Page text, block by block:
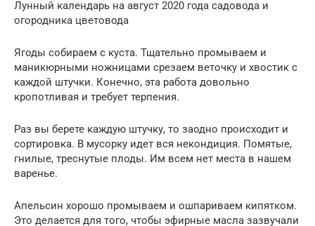
Лунный календарь на август 2020 года садовода и
огородника цветовода
Ягоды собираем с куста. Тщательно промываем и
маникюрными ножницами срезаем веточку и хвостик с
каждой штучки. Конечно, эта работа довольно
кропотливая и требует терпения.
Раз вы берете каждую штучку, то заодно происходит и
сортировка. В мусорку идет вся некондиция. Помятые,
гнилые, треснутые плоды. Им всем нет места в нашем
варенье.
Апельсин хорошо промываем и ошпариваем кипятком.
Это делается для того, чтобы эфирные масла зазвучали